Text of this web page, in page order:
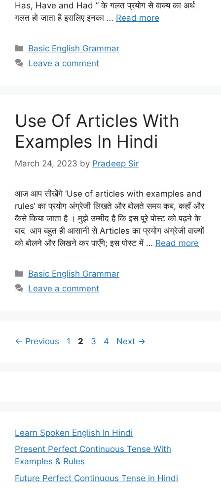
Has, Have and Had ” के गलत प्रयोग से वाक्य का अर्थ
गलत हो जाता है इसलिए इनका … Read more
Categories
Basic English Grammar
Leave a comment
Use Of Articles With
Examples In Hindi
March 24, 2023 by Pradeep Sir
आज आप सीखेंगे ‘Use of articles with examples and
rules‘ का प्रयोग अंग्रेजी लिखते और बोलते समय कब, कहाँ और
कैसे किया जाता है । मुझे उम्मीद है कि इस पूरे पोस्ट को पढ़ने के
बाद आप बहुत ही आसानी से Articles का प्रयोग अंग्रेजी वाक्यों
को बोलने और लिखने कर पाएँगे; इस पोस्ट में … Read more
Categories
Basic English Grammar
Leave a comment
← Previous Page
1 Page
2 Page
3 Page
4 Next →
Learn Spoken English In Hindi
Present Perfect Continuous Tense With
Examples & Rules
Future Perfect Continuous Tense in Hindi